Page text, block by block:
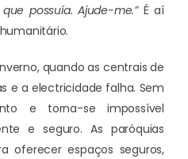
possuía. Ajude-me.”É aí
quando as centrais de
e a electricidade falha. Sem
e torna-se impossível
e seguro. As paróquias
oferecer espaços seguros,